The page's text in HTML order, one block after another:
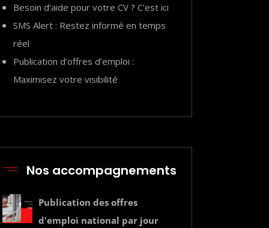
Besoin d’aide pour votre CV ? C’est ici
SMS Alert : Restez informé en temps
réel
Publication d’offres d’emploi :
Maximisez votre visibilité
Nos accompagnements
Publication des offres
d'emploi national par jour